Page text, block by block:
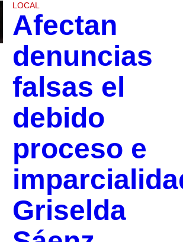
LOCAL
Afectan
denuncias
falsas el
debido
proceso e
Griselda